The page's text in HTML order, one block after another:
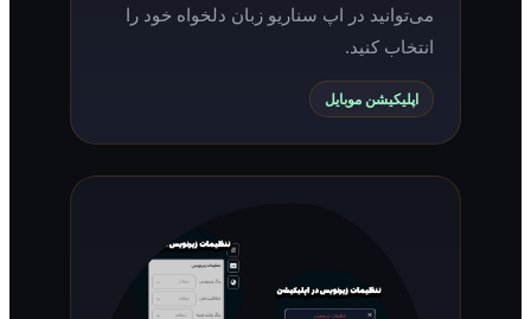
می‌توانید در اپ سناریو زبان دلخواه خود را
انتخاب کنید.
اپلیکیشن موبایل